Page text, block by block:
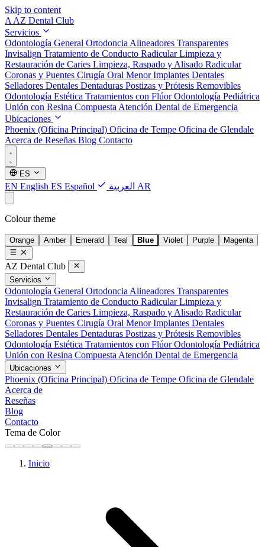
Skip to content
A AZ Dental Club
Servicios
Odontología General Ortodoncia Alineadores Transparentes
Invisalign Tratamiento de Conducto RadicularLimpieza y
Restauración de Caries Limpieza, Raspado y Alisado Radicular
Coronas y Puentes Cirugía Oral MenorImplantes Dentales
Selladores Dentales Dentaduras Postizas y Prótesis Removibles
Odontología Estética Tratamientos con FlúorOdontología Pediátrica
Unión con Resina Compuesta Atención Dental de Emergencia
Ubicaciones
Phoenix (Oficina Principal) Oficina de Tempe Oficina de Glendale
Acerca de Reseñas Blog Contacto
ES
EN English ES Español AR العربية
Colour theme
Orange Amber Emerald Teal Blue Violet Purple Magenta
AZ Dental Club
Servicios
Odontología General Ortodoncia Alineadores Transparentes
Invisalign Tratamiento de Conducto RadicularLimpieza y
Restauración de Caries Limpieza, Raspado y Alisado Radicular
Coronas y Puentes Cirugía Oral MenorImplantes Dentales
Selladores Dentales Dentaduras Postizas y Prótesis Removibles
Odontología Estética Tratamientos con FlúorOdontología Pediátrica
Unión con Resina Compuesta Atención Dental de Emergencia
Ubicaciones
Phoenix (Oficina Principal) Oficina de Tempe Oficina de Glendale
Acerca de
Reseñas
Blog
Contacto
Tema de Color
Inicio